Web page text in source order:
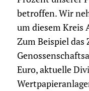
betroffen. Wir
um diesem Kreis
Zum Beispiel das
Euro, aktuelle